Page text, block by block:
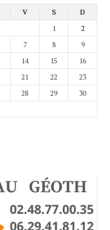
V S
D
1
2
7 8
9
14 15
16
21 22
23
28 29
30